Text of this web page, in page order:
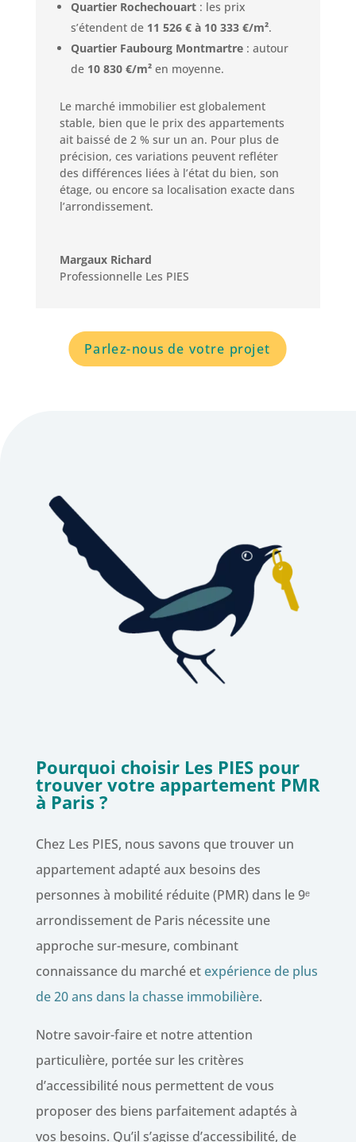
Quartier Rochechouart: les prix
s’étendent de 11 526 € à 10 333 €/m².
Quartier Faubourg Montmartre: autour
de 10 830 €/m²en moyenne.
Le marché immobilier est globalement
stable, bien que le prix des appartements
ait baissé de 2 % sur un an. Pour plus de
précision, ces variations peuvent refléter
des différences liées à l’état du bien, son
étage, ou encore sa localisation exacte dans
l’arrondissement.
Margaux Richard
Professionnelle Les PIES
Parlez-nous de votre projet
Pourquoi choisir Les PIES pour
trouver votre appartement PMR
à Paris ?
Chez Les PIES, nous savons que trouver un
appartement adapté aux besoins des
personnes à mobilité réduite (PMR) dans le 9ᵉ
arrondissement de Paris nécessite une
approche sur-mesure, combinant
connaissance du marché et expérience de plus
de 20 ans dans la chasse immobilière.
Notre savoir-faire et notre attention
particulière, portée sur les critères
d’accessibilité nous permettent de vous
proposer des biens parfaitement adaptés à
vos besoins. Qu’il s’agisse d’accessibilité, de